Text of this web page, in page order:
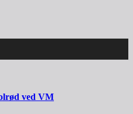
ved VM